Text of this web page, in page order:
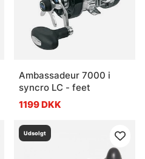
Ambassadeur 7000 i
syncro LC - feet
1199 DKK
Udsolgt